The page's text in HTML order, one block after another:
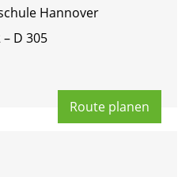
Han­no­ver
D 305
Route pla­nen